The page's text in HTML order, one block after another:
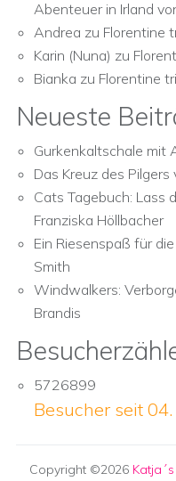
Abenteuer in Irland
Andrea zu Florentine
Karin (Nuna) zu
Bianka zu Florentine
Neueste
Gurkenkaltschale mit
Das Kreuz des
Cats Tagebuch: Lass
Franziska Höllbacher
Ein Riesenspaß für
Smith
Windwalkers:
Brandis
5726899
Besucher seit
Copyright ©2026